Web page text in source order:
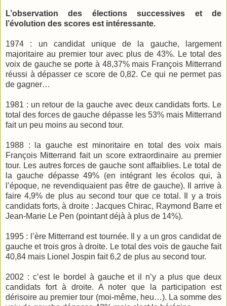
L’observation des élections successives et de
l’évolution des scores est intéressante.
1974 : un candidat unique de la gauche, largement
majoritaire au premier tour avec plus de 43%. Le total des
voix de gauche se porte à 48,37% mais François Mitterrand
réussi à dépasser ce score de 0,82. Ce qui ne permet pas
de gagner…
1981 : un retour de la gauche avec deux candidats forts. Le
total des forces de gauche dépasse les 53% mais Mitterrand
fait un peu moins au second tour.
1988 : la gauche est minoritaire en total des voix mais
François Mitterrand fait un score extraordinaire au premier
tour. Les autres forces de gauche sont affaiblies. Le total de
la gauche dépasse 49% (en intégrant les écolos qui, à
l’époque, ne revendiquaient pas être de gauche). Il arrive à
faire 4,9% de plus au second tour que ce total. Il y a trois
candidats forts, à droite : Jacques Chirac, Raymond Barre et
Jean-Marie Le Pen (pointant déjà à plus de 14%).
1995 : l’ère Mitterrand est tournée. Il y a un gros candidat de
gauche et trois gros à droite. Le total des vois de gauche fait
40,84 mais Lionel Jospin fait 6,2 de plus au second tour.
2002 : c’est le bordel à gauche et il n’y a plus que deux
candidats fort à droite. A noter que la participation est
dérisoire au premier tour (moi-même, heu…). La somme des